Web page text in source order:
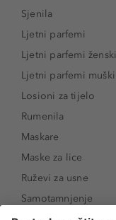
Sjenila
Ljetni parfemi
Ljetni parfemi ženski
Ljetni parfemi muški
Losioni za tijelo
Rumenila
Maskare
Maske za lice
Ruževi za usne
Samotamnjenje